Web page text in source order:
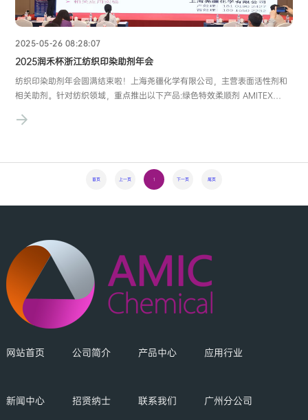
2025-05-26 08:28:07
2025润禾杯浙江纺织印染助剂年会
纺织印染助剂年会圆满结束啦！上海尧疆化学有限公司，主营表面活性剂和
相关助剂。针对纺织领域，重点推出以下产品:绿色特效柔顺剂 AMITEX
色环保，一定的抑菌作用，同时具有抗静电效果。代理世索科（索尔维）的
首页 上一页 1 下一页 尾页
网站首页 公司简介 产品中心 应用行业
新闻中心 招贤纳士 联系我们 广州分公司